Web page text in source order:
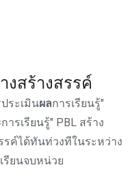
งสร้างสรรค์
ระเมินผลการเรียนรู้"
การเรียนรู้" PBL สร้าง
ค์ได้ทันท่วงทีในระหว่าง
รียนจบหน่วย